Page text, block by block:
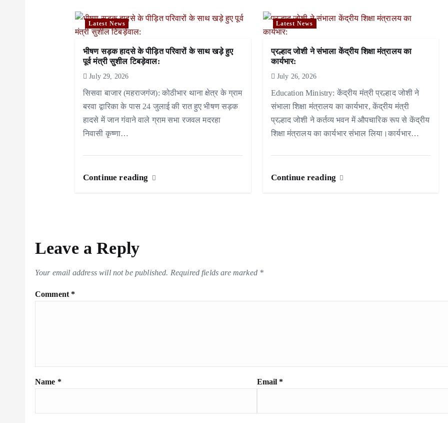
Latest News
भीषण सड़क हादसे के पीड़ित परिवारों के साथ खड़े हुए
पूर्व मंत्री सुशील टिबड़ेवाल:
July 29, 2026
सिसवा बाजार (महराजगंज): कोठीभार थाना क्षेत्र के ग्राम
बरवा द्वारिका के पास 24 जुलाई की रात हुए भीषण सड़क
हादसे में जान गंवाने वाले ग्राम सभा रजवल मदरहा
निवासी कृष्णा…
Continue reading
Latest News
प्रल्हाद जोशी ने संभाला केंद्रीय शिक्षा मंत्रालय का
कार्यभार:
July 26, 2026
Education Ministry: केंद्रीय मंत्री प्रल्हाद जोशी ने
संभाला शिक्षा मंत्रालय का कार्यभार, केंद्रीय मंत्री
प्रल्हाद जोशी ने कर्तव्य भवन में औपचारिक रूप से केंद्रीय
शिक्षा मंत्रालय का कार्यभार संभाल लिया।कार्यभार…
Continue reading
Leave a Reply
Your email address will not be published. Required fields are marked *
Comment *
Name * Email *